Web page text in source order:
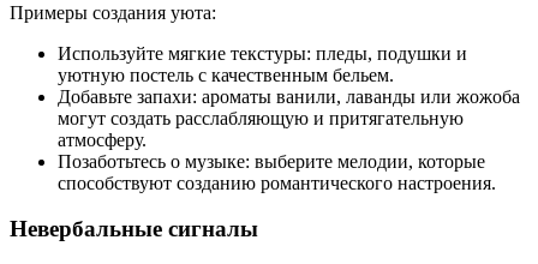
Примеры создания уюта:
Используйте мягкие текстуры: пледы, подушки и
уютную постель с качественным бельем.
Добавьте запахи: ароматы ванили, лаванды или жожоба
могут создать расслабляющую и притягательную
атмосферу.
Позаботьтесь о музыке: выберите мелодии, которые
способствуют созданию романтического настроения.
Невербальные сигналы